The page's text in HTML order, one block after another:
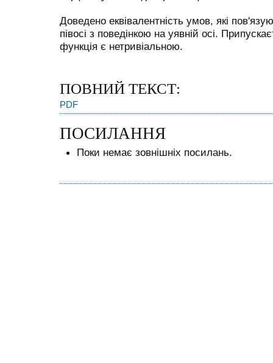
Доведено еквівалентність умов, які
півосі з поведінкою на уявній осі.
функція є нетривіальною.
ПОВНИЙ ТЕКСТ:
PDF
ПОСИЛАННЯ
Поки немає зовнішніх посилань.